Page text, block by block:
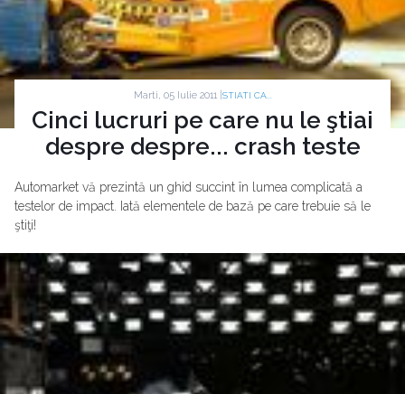
Marti, 05 Iulie 2011 | STIATI CA...
Cinci lucruri pe care nu le ştiai
despre despre... crash teste
Automarket vă prezintă un ghid succint în lumea complicată a
testelor de impact. Iată elementele de bază pe care trebuie să le
ştiţi!